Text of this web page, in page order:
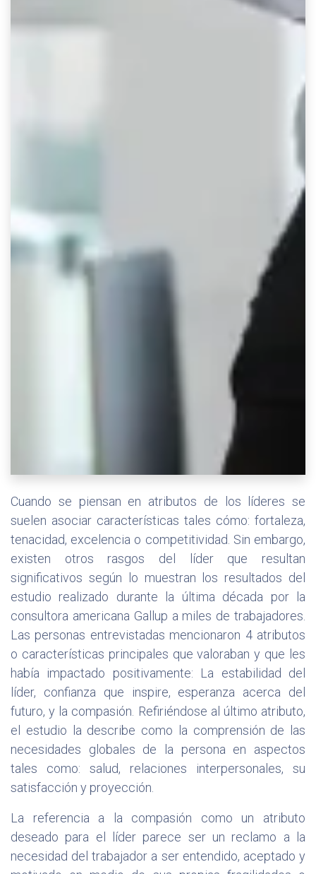
Cuando se piensan en atributos de los líderes se
suelen asociar características tales cómo: fortaleza,
tenacidad, excelencia o competitividad. Sin embargo,
existen otros rasgos del líder que resultan
significativos según lo muestran los resultados del
estudio realizado durante la última década por la
consultora americana Gallup a miles de trabajadores.
Las personas entrevistadas mencionaron 4 atributos
o características principales que valoraban y que les
había impactado positivamente: La estabilidad del
líder, confianza que inspire, esperanza acerca del
futuro, y la compasión. Refiriéndose al último atributo,
el estudio la describe como la comprensión de las
necesidades globales de la persona en aspectos
tales como: salud, relaciones interpersonales, su
satisfacción y proyección.
La referencia a la compasión como un atributo
deseado para el líder parece ser un reclamo a la
necesidad del trabajador a ser entendido, aceptado y